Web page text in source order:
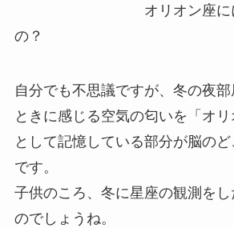
オリオン座ににお
の？
自分でも不思議ですが、冬の夜
ときに感じる空気の匂いを「オリ
として記憶している部分が脳の
です。
子供のころ、冬に星座の観測を
のでしょうね。